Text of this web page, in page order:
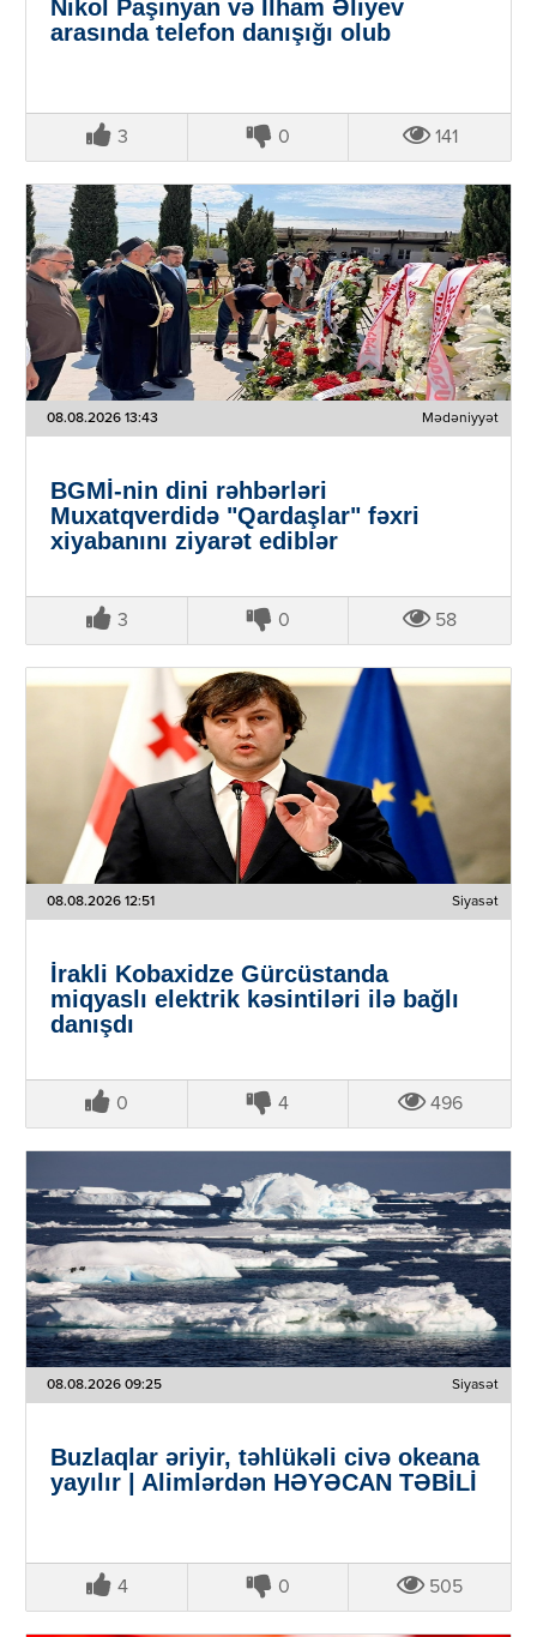
Nikol Paşinyan və İlham Əliyev
arasında telefon danışığı olub
3 0 141
08.08.2026 13:43 Mədəniyyət
BGMİ-nin dini rəhbərləri
Muxatqverdidə "Qardaşlar" fəxri
xiyabanını ziyarət ediblər
3 0 58
08.08.2026 12:51 Siyasət
İrakli Kobaxidze Gürcüstanda
miqyaslı elektrik kəsintiləri ilə bağlı
danışdı
0 4 496
08.08.2026 09:25 Siyasət
Buzlaqlar əriyir, təhlükəli civə okeana
yayılır | Alimlərdən HƏYƏCAN TƏBİLİ
4 0 505